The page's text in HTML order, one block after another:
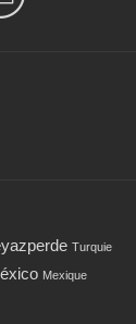
Turquie
Mexique